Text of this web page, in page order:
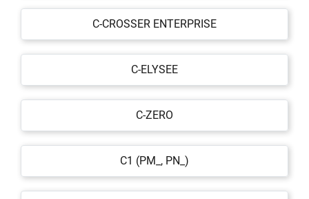
C-CROSSER ENTERPRISE
C-ELYSEE
C-ZERO
C1 (PM_, PN_)